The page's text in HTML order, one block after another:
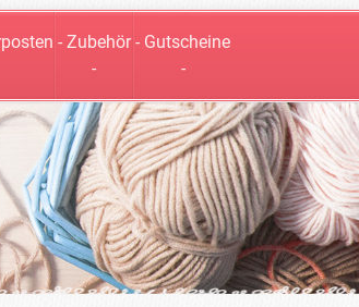
- Zubehör
-
- Gutscheine
-